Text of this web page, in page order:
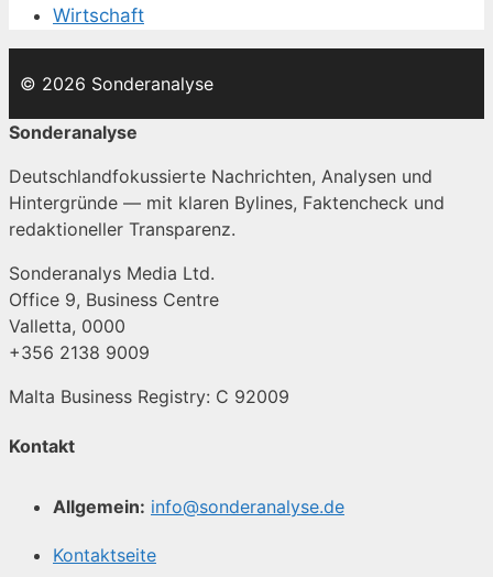
Wirtschaft
© 2026 Sonderanalyse
Sonderanalyse
Deutschlandfokussierte Nachrichten, Analysen und
Hintergründe — mit klaren Bylines, Faktencheck und
redaktioneller Transparenz.
Sonderanalys Media Ltd.
Office 9, Business Centre
Valletta, 0000
+356 2138 9009
Malta Business Registry: C 92009
Kontakt
Allgemein: info@sonderanalyse.de
Kontaktseite